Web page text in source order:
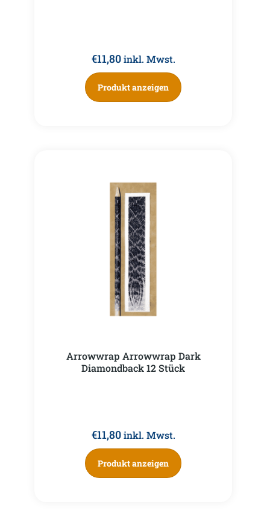
€11,80 inkl. Mwst.
Produkt anzeigen
Arrowwrap Arrowwrap Dark
Diamondback 12 Stück
€11,80 inkl. Mwst.
Produkt anzeigen